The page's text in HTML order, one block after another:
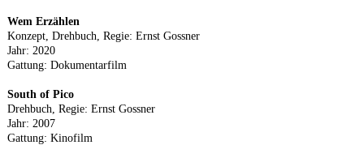
Wem Erzählen
Konzept, Drehbuch, Regie: Ernst Gossner
Jahr: 2020
Gattung: Dokumentarfilm
South of Pico
Drehbuch, Regie: Ernst Gossner
Jahr: 2007
Gattung: Kinofilm